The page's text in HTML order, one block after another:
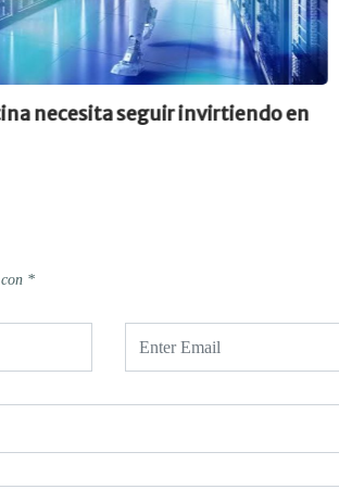
necesita seguir invirtiendo en
*